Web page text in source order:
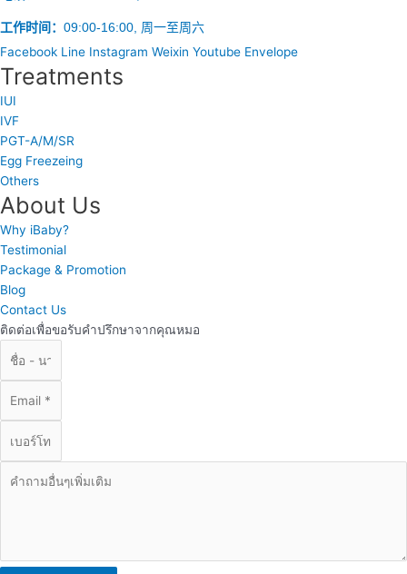
工作时间： 09:00-16:00, 周一至周六
Facebook Line Instagram Weixin Youtube Envelope
Treatments
IUI
IVF
PGT-A/M/SR
Egg Freezeing
Others
About Us
Why iBaby?
Testimonial
Package & Promotion
Blog
Contact Us
ติดต่อเพื่อขอรับคำปรึกษาจากคุณหมอ